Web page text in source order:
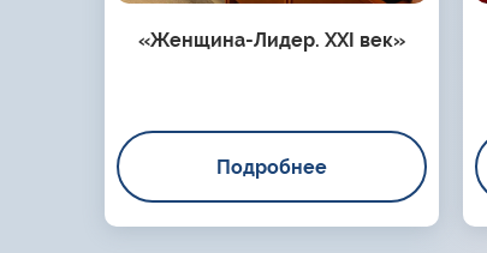
«Женщина-Лидер. XXI век»
Подробнее